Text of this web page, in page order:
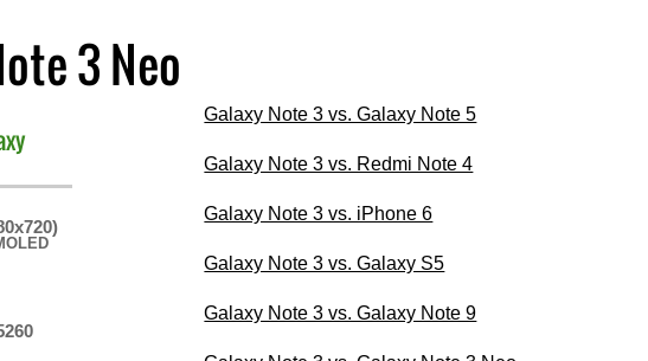
3 Neo
Galaxy Note 3 vs. Galaxy Note 5
Galaxy Note 3 vs. Redmi Note 4
Galaxy Note 3 vs. iPhone 6
Galaxy Note 3 vs. Galaxy S5
Galaxy Note 3 vs. Galaxy Note 9